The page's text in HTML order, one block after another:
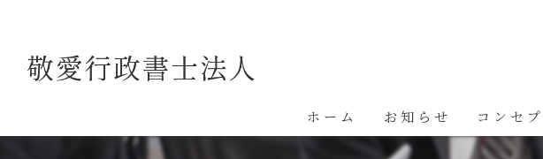
ホーム お知らせ コンセプ